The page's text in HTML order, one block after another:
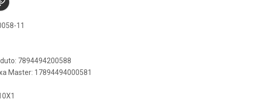
11
7894494200588
Master: 17894494000581